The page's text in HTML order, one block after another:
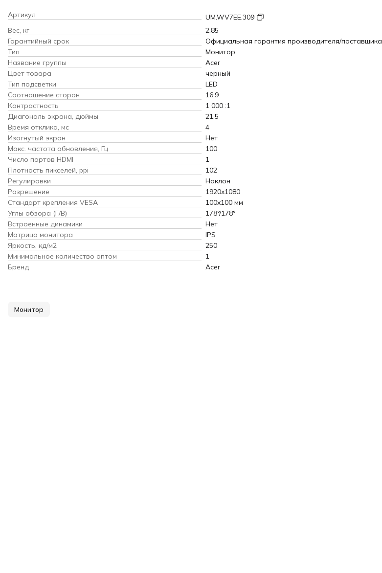
Артикул
UM.WV7EE.309
Вес, кг
2.85
Гарантийный срок
Официальная гарантия производителя/поставщика
Тип
Монитор
Название группы
Acer
Цвет товара
черный
Тип подсветки
LED
Соотношение сторон
16:9
Контрастность
1 000 :1
Диагональ экрана, дюймы
21.5
Время отклика, мс
4
Изогнутый экран
Нет
Макс. частота обновления, Гц
100
Число портов HDMI
1
Плотность пикселей, ppi
102
Регулировки
Наклон
Разрешение
1920x1080
Стандарт крепления VESA
100x100 мм
Углы обзора (Г/В)
178°/178°
Встроенные динамики
Нет
Матрица монитора
IPS
Яркость, кд/м2
250
Минимальное количество оптом
1
Бренд
Acer
Монитор